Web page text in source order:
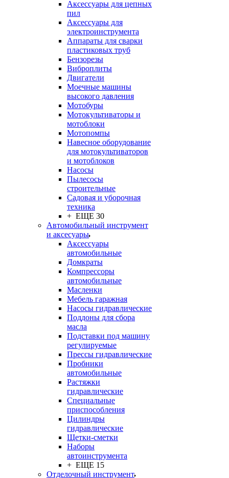
Аксессуары для цепных
пил
Аксессуары для
электроинструмента
Аппараты для сварки
пластиковых труб
Бензорезы
Виброплиты
Двигатели
Моечные машины
высокого давления
Мотобуры
Мотокультиваторы и
мотоблоки
Мотопомпы
Навесное оборудование
для мотокультиваторов
и мотоблоков
Насосы
Пылесосы
строительные
Садовая и уборочная
техника
+ ЕЩЕ 30
Автомобильный инструмент
и аксесуары
Аксессуары
автомобильные
Домкраты
Компрессоры
автомобильные
Масленки
Мебель гаражная
Насосы гидравлические
Поддоны для сбора
масла
Подставки под машину
регулируемые
Прессы гидравлические
Пробники
автомобильные
Растяжки
гидравлические
Специальные
приспособления
Цилиндры
гидравлические
Щетки-сметки
Наборы
автоинструмента
+ ЕЩЕ 15
Отделочный инструмент